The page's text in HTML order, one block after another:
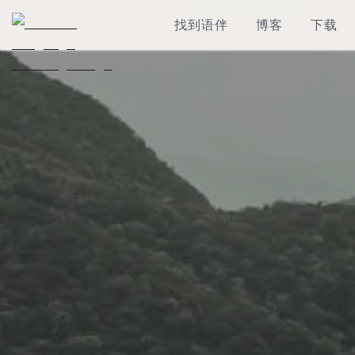
找到语伴 博客 下载